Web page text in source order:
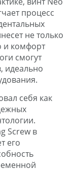
процесс
не только
и комфорт
смогут
идеально
себя как
Screw в
его